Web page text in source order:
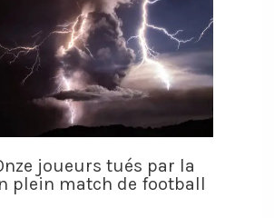
joueurs tués par la
plein match de football